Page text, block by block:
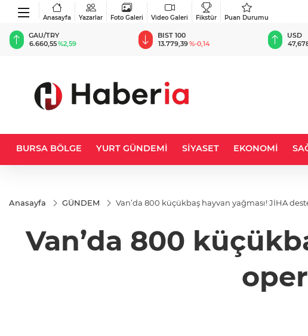
Anasayfa Yazarlar Foto Galeri Video Galeri Fikstür Puan Durumu
BIST 100
13.779,39%-0,14
USD
47,6787%0,18
EUR
BURSA BÖLGE YURT GÜNDEMİ SİYASET EKONOMİ
Anasayfa GÜNDEM Van’da 800 küçükbaş hayvan yağması! JİHA
Van’da 800